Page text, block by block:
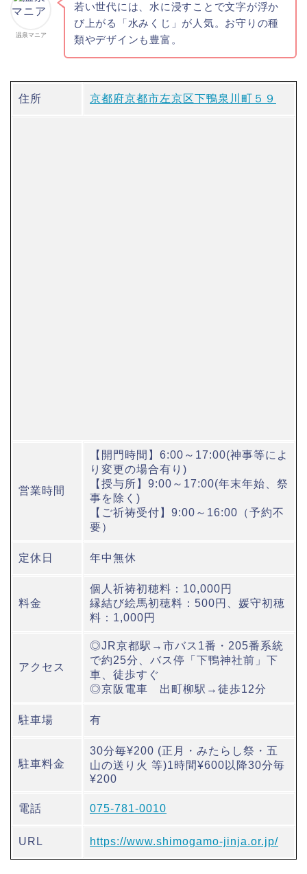
温泉マニア
若い世代には、水に浸すことで文字が浮か
び上がる「水みくじ」が人気。お守りの種
類やデザインも豊富。
住所 京都府京都市左京区下鴨泉川町５９
営業時間
【開門時間】6:00～17:00(神事等によ
り変更の場合有り)
【授与所】9:00～17:00(年末年始、祭
事を除く)
【ご祈祷受付】9:00～16:00（予約不
要）
定休日 年中無休
料金
個人祈祷初穂料：10,000円
縁結び絵馬初穂料：500円、媛守初穂
料：1,000円
アクセス
◎JR京都駅→市バス1番・205番系統
で約25分、バス停「下鴨神社前」下
車、徒歩すぐ
◎京阪電車 出町柳駅→徒歩12分
駐車場 有
駐車料金
30分毎¥200 (正月・みたらし祭・五
山の送り火 等)1時間¥600以降30分毎
¥200
電話 075-781-0010
URL https://www.shimogamo-jinja.or.jp/